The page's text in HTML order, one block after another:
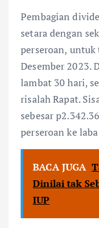
Pembagian
setara dengan
perseroan, untuk
Desember 2023.
lambat 30 hari,
risalah Rapat.
sebesar
perseroan ke
BACA JUGA
Dinilai tak
IUP